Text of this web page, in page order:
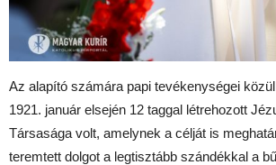
Az alapító számára papi tevékenységei
1921. január elsején 12 taggal létrehozott
Társasága volt, amelynek a célját is
teremtett dolgot a legtisztább szándékkal a